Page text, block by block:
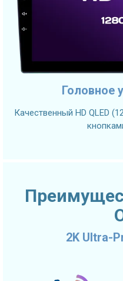
Головное
Качественный HD QLED
2K Ultra-